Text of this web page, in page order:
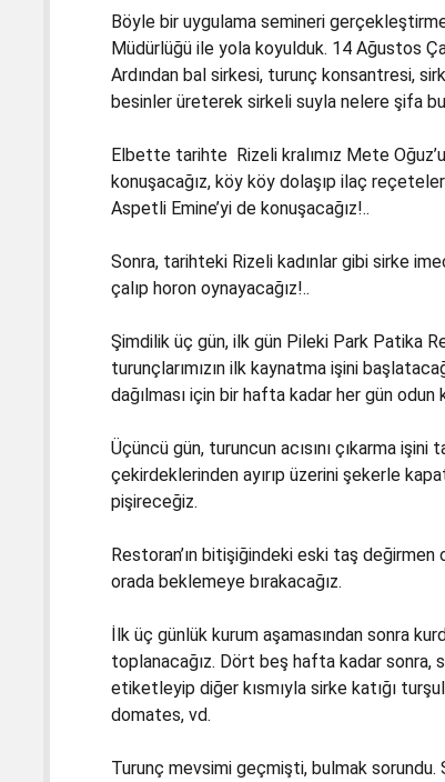
Böyle bir uygulama semineri
Müdürlüğü ile yola koyulduk. 14 Ağustos
Ardından bal sirkesi, turunç konsantresi,
besinler üreterek sirkeli suyla nelere şifa
Elbette tarihte Rizeli kralımız Mete
konuşacağız, köy köy dolaşıp ilaç reçeteleri
Aspetli Emine’yi de konuşacağız!..
Sonra, tarihteki Rizeli kadınlar gibi sirke
çalıp horon oynayacağız!..
Şimdilik üç gün, ilk gün Pileki Park Patika
turunçlarımızın ilk kaynatma işini
dağılması için bir hafta kadar her gün odun
Üçüncü gün, turuncun acısını çıkarma işini
çekirdeklerinden ayırıp üzerini şekerle
pişireceğiz.
Restoran’ın bitişiğindeki eski taş değirmen
orada beklemeye bırakacağız.
İlk üç günlük kurum aşamasından sonra
toplanacağız. Dört beş hafta kadar sonra,
etiketleyip diğer kısmıyla sirke katığı
domates, vd.
Turunç mevsimi geçmişti, bulmak sorundu.